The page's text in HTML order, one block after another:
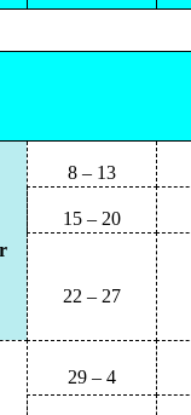
8 – 13
15 – 20
22 – 27
29 – 4